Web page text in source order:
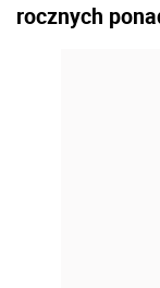
rocznych